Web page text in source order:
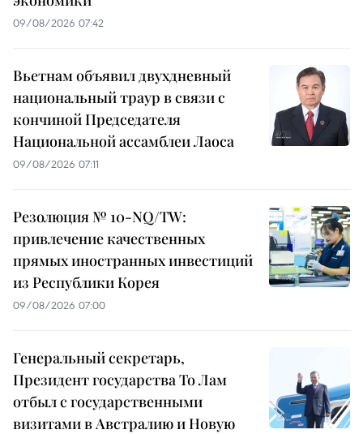
09/08/2026 07:42
Вьетнам объявил двухдневный
национальный траур в связи с
кончиной Председателя
Национальной ассамблеи Лаоса
09/08/2026 07:11
Резолюция № 10-NQ/TW:
привлечение качественных
прямых иностранных инвестиций
из Республики Корея
09/08/2026 07:00
Генеральный секретарь,
Президент государства То Лам
отбыл с государственными
визитами в Австралию и Новую